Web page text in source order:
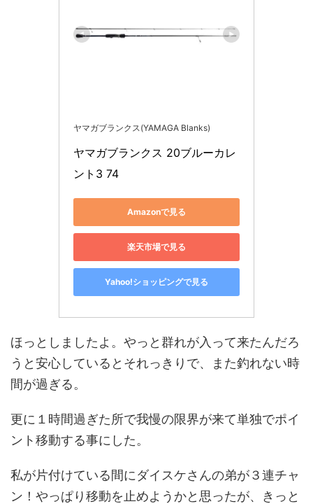
ヤマガブランクス(YAMAGA Blanks)
ヤマガブランクス 20ブルーカレ
ント3 74
Amazonで見る
楽天市場で見る
Yahoo!ショッピングで見る
ほっとしましたよ。やっと群れが入って来たんだろ
うと安心しているとそれっきりで、また釣れない時
間が過ぎる。
更に１時間過ぎた所で我慢の限界が来て単独でポイ
ント移動する事にした。
私が片付けている間にダイスケさんの弟が３連チャ
ン！やっぱり移動を止めようかと思ったが、きっと